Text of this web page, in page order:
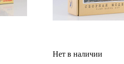
Нет в наличии